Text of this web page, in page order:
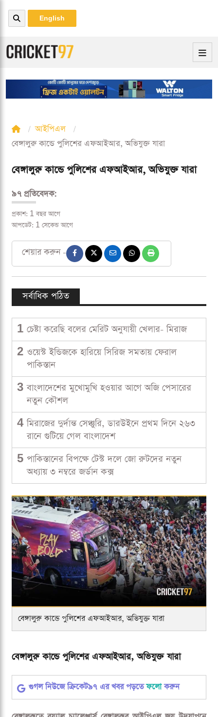
English
আইপিএল
বেঙ্গালুরু কান্ডে পুলিশের এফআইআর, অভিযুক্ত যারা
বেঙ্গালুরু কান্ডে পুলিশের এফআইআর, অভিযুক্ত যারা
৯৭ প্রতিবেদক:
প্রকাশ: 1 বছর আগে
আপডেট: 1 সেকেন্ড আগে
শেয়ার করুন -
সর্বাধিক পঠিত
1 চেষ্টা করেছি বলের মেরিট অনুযায়ী খেলার- মিরাজ
2 ওয়েস্ট ইন্ডিজকে হারিয়ে সিরিজ সমতায় ফেরাল
পাকিস্তান
3 বাংলাদেশের মুখোমুখি হওয়ার আগে অজি পেসারের
নতুন কৌশল
4 মিরাজের দুর্দান্ত সেঞ্চুরি, ডারউইনে প্রথম দিনে ২৬৩
রানে গুটিয়ে গেল বাংলাদেশ
5 পাকিস্তানের বিপক্ষে টেস্ট দলে জো রুটদের নতুন
অধ্যায় ৩ নম্বরে জর্ডান কক্স
বেঙ্গালুরু কান্ডে পুলিশের এফআইআর, অভিযুক্ত যারা
বেঙ্গালুরু কান্ডে পুলিশের এফআইআর, অভিযুক্ত যারা
গুগল নিউজে ক্রিকেট৯৭ এর খবর পড়তেফলোকরুন